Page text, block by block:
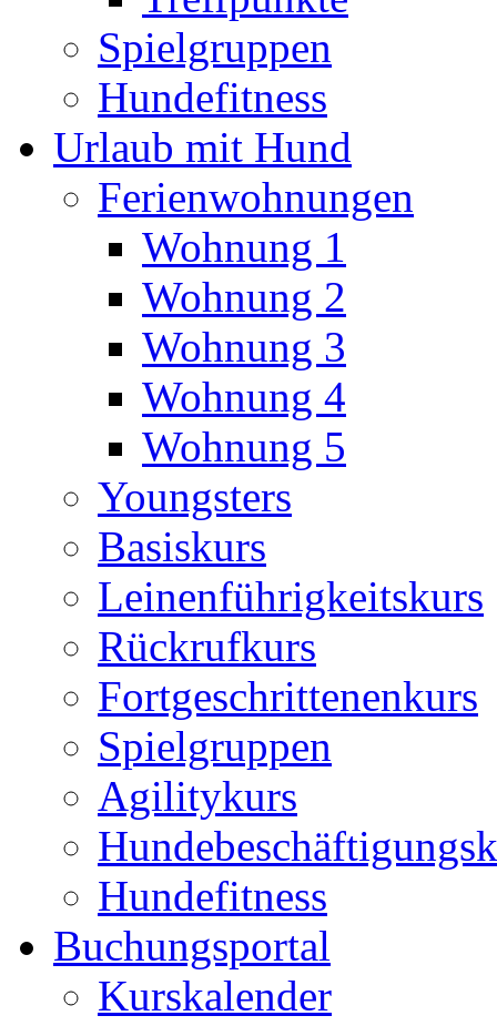
Spielgruppen
Hundefitness
Urlaub mit Hund
Ferienwohnungen
Wohnung 1
Wohnung 2
Wohnung 3
Wohnung 4
Wohnung 5
Youngsters
Basiskurs
Leinenführigkeitskurs
Rückrufkurs
Fortgeschrittenenkurs
Spielgruppen
Agilitykurs
Hundefitness
Buchungsportal
Kurskalender